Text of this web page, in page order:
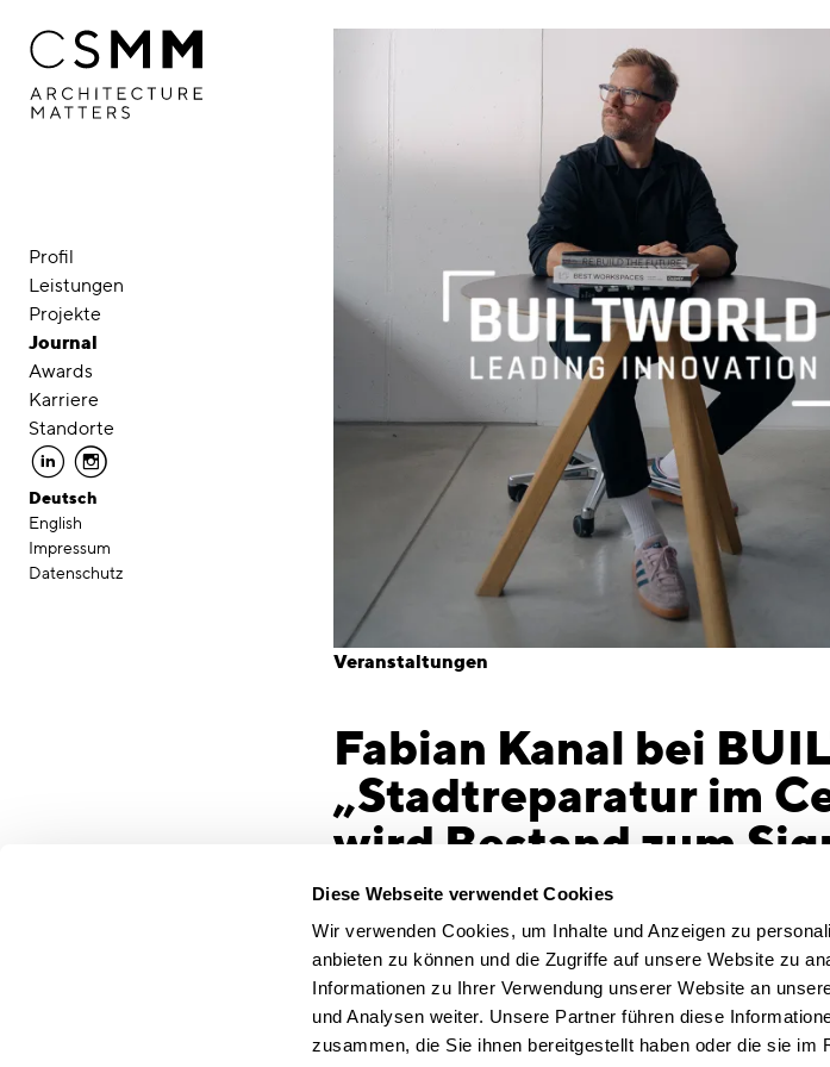
Diese Webseite verwendet Cookies
Wir verwenden Cookies, um Inhalte und Anzeigen zu
anbieten zu können und die Zugriffe auf unsere Website zu
Informationen zu Ihrer Verwendung unserer Website an
und Analysen weiter. Unsere Partner führen diese
zusammen, die Sie ihnen bereitgestellt haben oder die sie im
Profil
Leistungen
Projekte
Journal
Awards
Karriere
Standorte
linkedin instagram
Deutsch
English
Impressum
Datenschutz
Veranstaltungen
Fabian Kanal bei
„Stadtreparatur im
wird Bestand zum
Stadtentwicklung"
Fabian Kanal, Operations Manager bei CSMM, gibt
Planung und Architektur von landN – einem
Münchner Landwehrstraße 61, das wir zu einem
transformieren
Im Vortrag beleuchtet er aus Architektenseite, wie „New